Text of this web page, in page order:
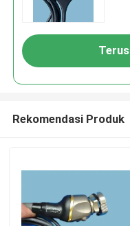
Terus
Rekomendasi Produk